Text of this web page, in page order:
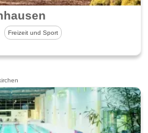
Freizeit und Sport